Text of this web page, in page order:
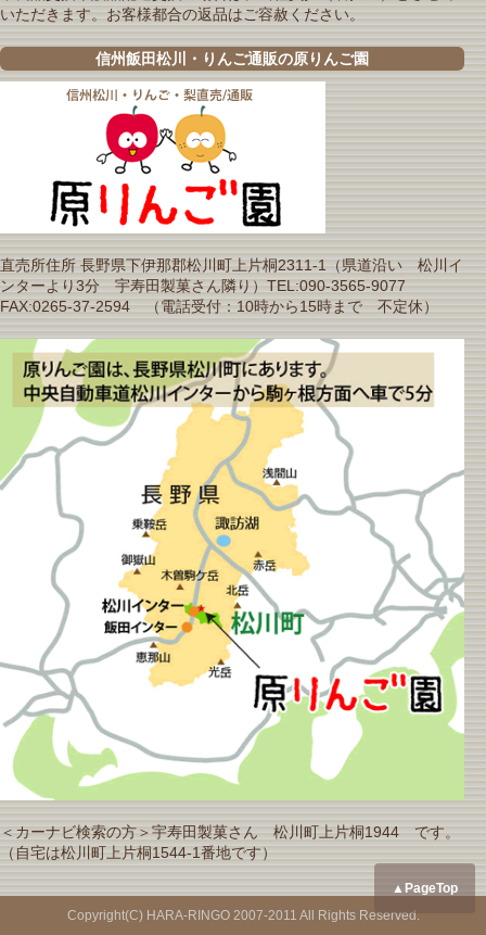
いただきます。お客様都合の返品はご容赦ください。
信州飯田松川・りんご通販の原りんご園
直売所住所 長野県下伊那郡松川町上片桐2311-1（県道沿い 松川イ
ンターより3分 宇寿田製菓さん隣り）TEL:090-3565-9077
FAX:0265-37-2594 （電話受付：10時から15時まで 不定休）
＜カーナビ検索の方＞宇寿田製菓さん 松川町上片桐1944 です。
（自宅は松川町上片桐1544-1番地です）
Copyright(C) HARA-RINGO 2007-2011 All Rights Reserved.
▲PageTop